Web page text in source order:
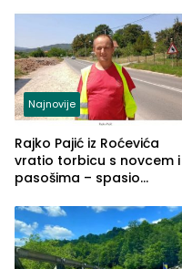
Najnovije
Rajko Pajić iz Roćevića
vratio torbicu s novcem i
pasošima – spasio
Grčkoj